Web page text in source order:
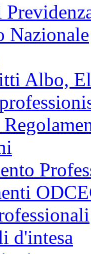
Nazionale
Albo,
d'intesa